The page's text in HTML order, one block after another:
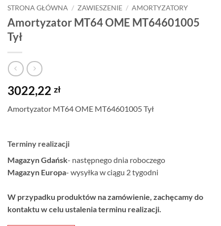
obserwowanych
STRONA GŁÓWNA / ZAWIESZENIE / AMORTYZATORY
Amortyzator MT64 OME MT64601005
Tył
3022,22 zł
Amortyzator MT64 OME MT64601005 Tył
Terminy realizacji
Magazyn Gdańsk- następnego dnia roboczego
Magazyn Europa- wysyłka w ciągu 2 tygodni
W przypadku produktów na zamówienie, zachęcamy do
kontaktu w celu ustalenia terminu realizacji.